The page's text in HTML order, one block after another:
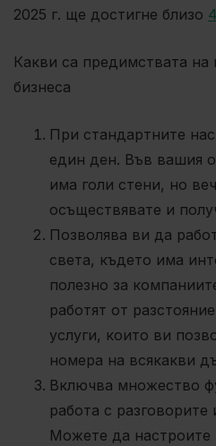
2025 г. ще достигне близо
Какви са предимствата на
бизнеса
При стандартните
един ден. Във вашия
има голи стени, но
осъществявате и
Позволява ви да
света, където има
полезно за
работят от
услуги, които ви
номера на всякакви
Включва множество
работа с разговорите
Можете да настроите